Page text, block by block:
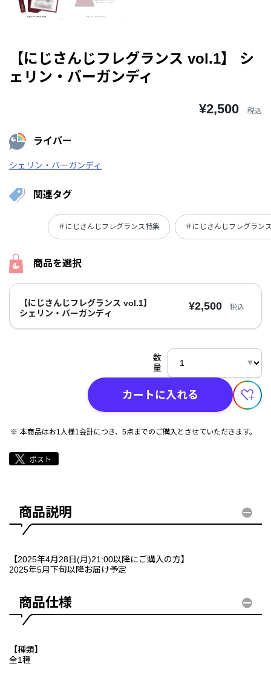
【にじさんじフレグランス vol.1】 シ
ェリン・バーガンディ
¥2,500 税込
ライバー
シェリン・バーガンディ
関連タグ
＃にじさんじフレグランス特集 ＃にじさんじフレグラン
商品を選択
【にじさんじフレグランス vol.1】
シェリン・バーガンディ
¥2,500 税込
数
量
カートに入れる
本商品はお1人様1会計につき、5点までのご購入とさせていただきます。
商品説明
【2025年4月28日(月)21:00以降にご購入の方】
2025年5月下旬以降お届け予定
商品仕様
【種類】
全1種